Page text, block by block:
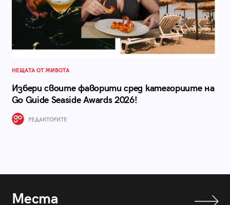
НЕЩАТА ОТ ЖИВОТА
Избери своите фаворити сред категориите на
Go Guide Seaside Awards 2026!
РЕДАКТОРИТЕ
Места